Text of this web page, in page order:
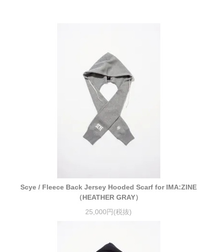
Scye / Fleece Back Jersey Hooded Scarf for IMA:ZINE
（HEATHER GRAY）
25,000円(税抜)